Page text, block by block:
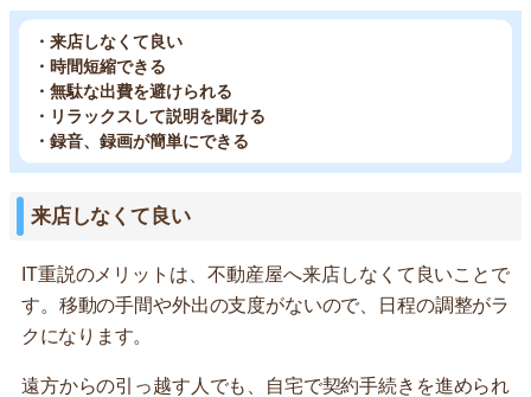
・来店しなくて良い
・時間短縮できる
・無駄な出費を避けられる
・リラックスして説明を聞ける
・録音、録画が簡単にできる
来店しなくて良い
IT重説のメリットは、不動産屋へ来店しなくて良いことで
す。移動の手間や外出の支度がないので、日程の調整がラ
クになります。
遠方からの引っ越す人でも、自宅で契約手続きを進められ